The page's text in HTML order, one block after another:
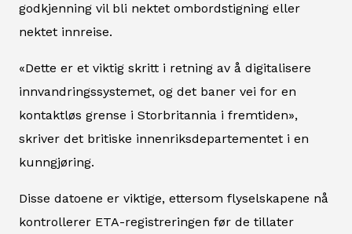
godkjenning vil bli nektet ombordstigning eller
nektet innreise.
«Dette er et viktig skritt i retning av å digitalisere
innvandringssystemet, og det baner vei for en
kontaktløs grense i Storbritannia i fremtiden»,
skriver det britiske innenriksdepartementet i en
kunngjøring.
Disse datoene er viktige, ettersom flyselskapene nå
kontrollerer ETA-registreringen før de tillater